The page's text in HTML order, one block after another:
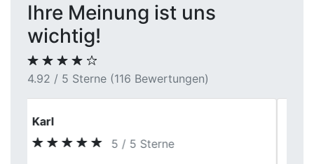
Ihre Meinung ist uns
wichtig!
4.92 / 5 Sterne (116 Bewertungen)
Anja M.
5 / 5 Sterne